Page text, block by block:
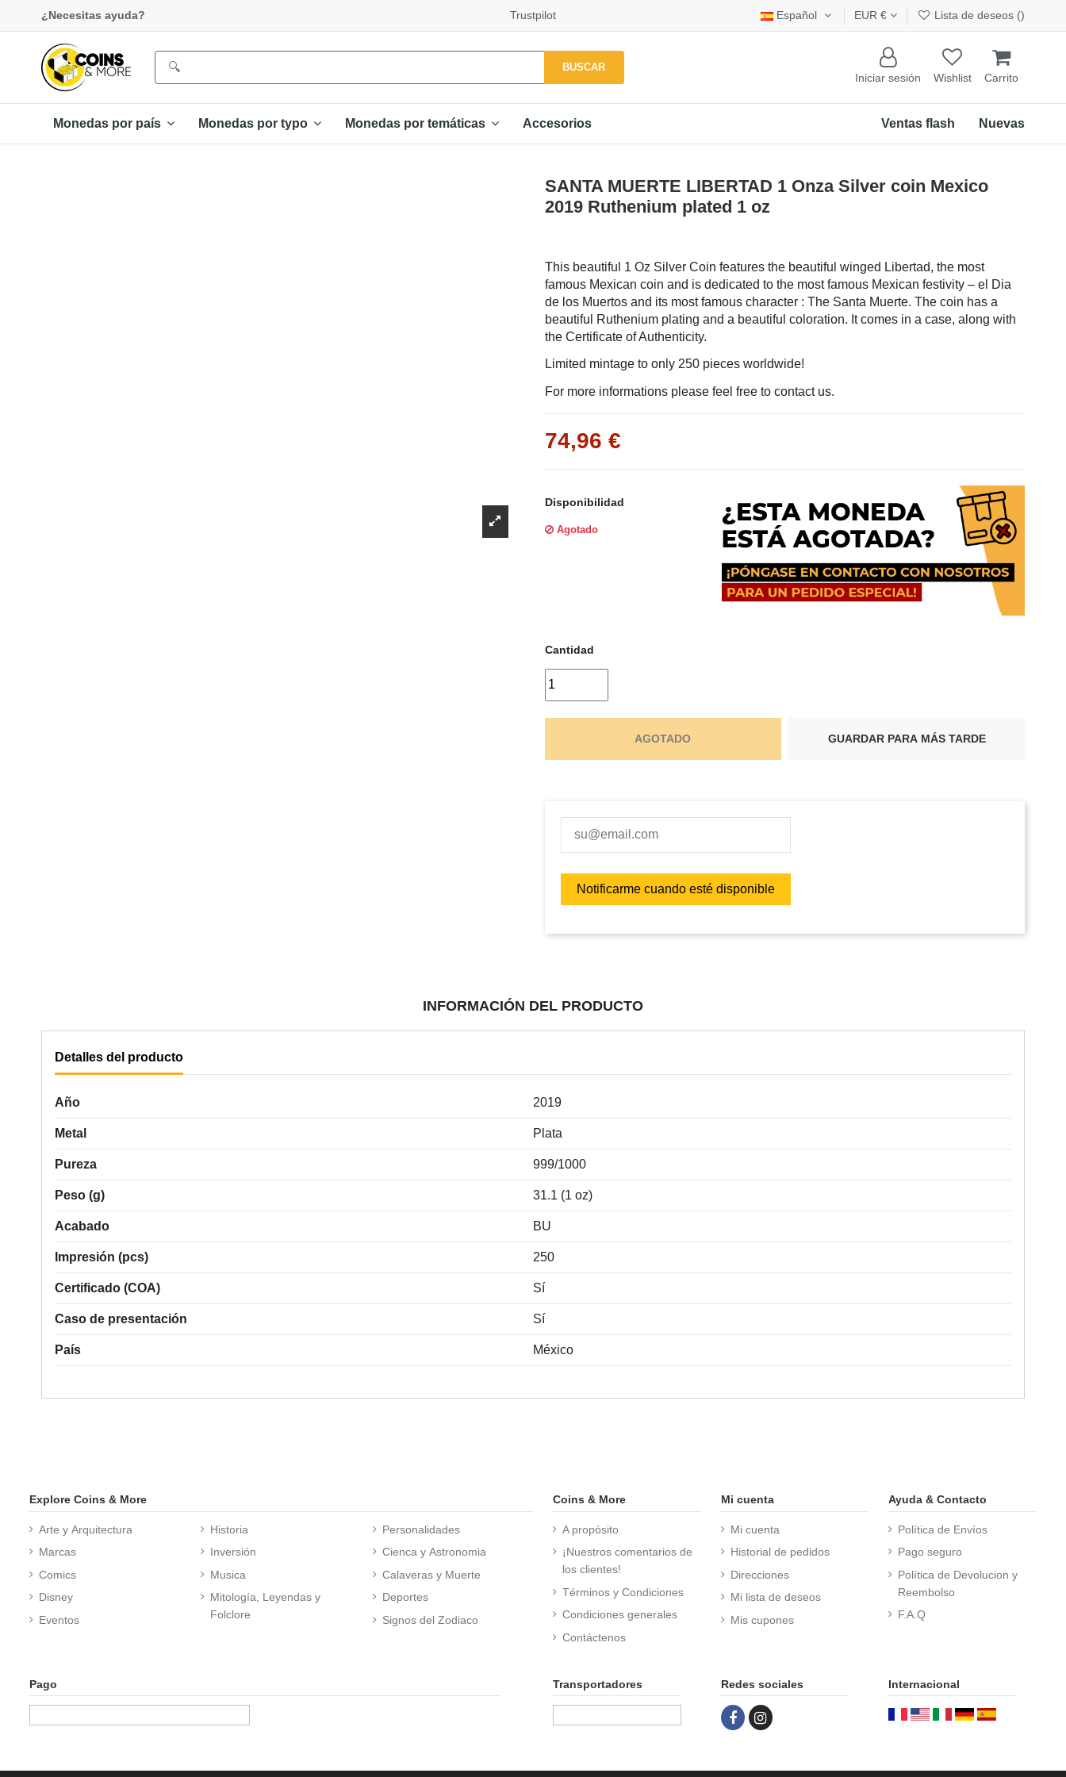
Γ
¿Necesitas ayuda? Trustpilot Español EUR € Lista de deseos ()
BUSCAR
Iniciar sesión Wishlist Carrito
Monedas por país Monedas por typo Monedas por temáticas Accesorios Nuevas
Ventas flash
SANTA MUERTE LIBERTAD 1 Onza Silver coin Mexico
2019 Ruthenium plated 1 oz
This beautiful 1 Oz Silver Coin features the beautiful winged Libertad, the most
famous Mexican coin and is dedicated to the most famous Mexican festivity – el Dia
de los Muertos and its most famous character : The Santa Muerte. The coin has a
beautiful Ruthenium plating and a beautiful coloration. It comes in a case, along with
the Certificate of Authenticity.
Limited mintage to only 250 pieces worldwide!
For more informations please feel free to contact us.
74,96 €
Disponibilidad
Agotado
Cantidad
AGOTADO GUARDAR PARA MÁS TARDE
INFORMACIÓN DEL PRODUCTO
Detalles del producto
Año 2019
Metal Plata
Pureza 999/1000
Peso (g) 31.1 (1 oz)
Acabado BU
Impresión (pcs) 250
Certificado (COA) Sí
Caso de presentación Sí
País México
Explore Coins & More
Arte y Arquitectura
Marcas
Comics
Disney
Eventos
Historia
Inversión
Musica
Mitología, Leyendas y
Folclore
Personalidades
Cienca y Astronomia
Calaveras y Muerte
Deportes
Signos del Zodiaco
Coins & More
A propósito
¡Nuestros comentarios de
los clientes!
Términos y Condiciones
Condiciones generales
Contáctenos
Mi cuenta
Mi cuenta
Historial de pedidos
Direcciones
Mi lista de deseos
Mis cupones
Ayuda & Contacto
Política de Envíos
Pago seguro
Política de Devolucion y
Reembolso
F.A.Q
Pago Transportadores Redes sociales Internacional